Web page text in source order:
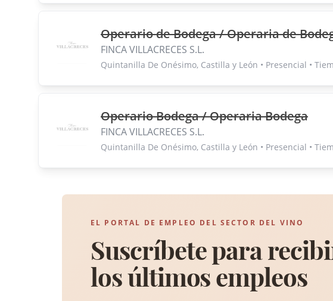
Operario de Bodega / Operaria de
FINCA VILLACRECES S.L.
Quintanilla De Onésimo, Castilla y León • Presencial •
Operario Bodega / Operaria Bodega
FINCA VILLACRECES S.L.
Quintanilla De Onésimo, Castilla y León • Presencial •
EL PORTAL DE EMPLEO DEL SECTOR DEL VINO
Suscríbete para
los últimos empleos